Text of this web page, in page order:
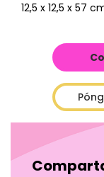
12,5 x 12,5 x 57